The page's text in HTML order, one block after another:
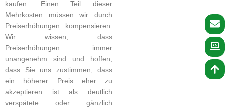
kaufen. Einen Teil dieser
Mehrkosten müssen wir durch
Preiserhöhungen kompensieren.
Wir wissen, dass
Preiserhöhungen immer
unangenehm sind und hoffen,
dass Sie uns zustimmen, dass
ein höherer Preis eher zu
akzeptieren ist als deutlich
verspätete oder gänzlich